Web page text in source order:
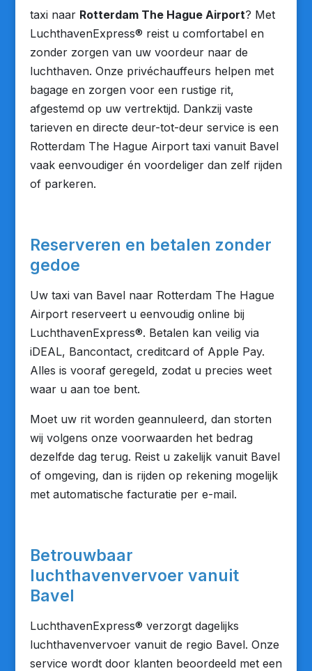
taxi naar Rotterdam The Hague Airport? Met
LuchthavenExpress® reist u comfortabel en
zonder zorgen van uw voordeur naar de
luchthaven. Onze privéchauffeurs helpen met
bagage en zorgen voor een rustige rit,
afgestemd op uw vertrektijd. Dankzij vaste
tarieven en directe deur-tot-deur service is een
Rotterdam The Hague Airport taxi vanuit Bavel
vaak eenvoudiger én voordeliger dan zelf rijden
of parkeren.
Reserveren en betalen zonder
gedoe
Uw taxi van Bavel naar Rotterdam The Hague
Airport reserveert u eenvoudig online bij
LuchthavenExpress®. Betalen kan veilig via
iDEAL, Bancontact, creditcard of Apple Pay.
Alles is vooraf geregeld, zodat u precies weet
waar u aan toe bent.
Moet uw rit worden geannuleerd, dan storten
wij volgens onze voorwaarden het bedrag
dezelfde dag terug. Reist u zakelijk vanuit Bavel
of omgeving, dan is rijden op rekening mogelijk
met automatische facturatie per e-mail.
Betrouwbaar
luchthavenvervoer vanuit
Bavel
LuchthavenExpress® verzorgt dagelijks
luchthavenvervoer vanuit de regio Bavel. Onze
service wordt door klanten beoordeeld met een